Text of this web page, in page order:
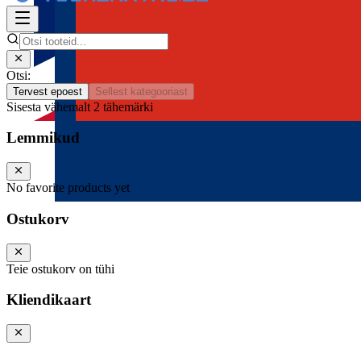
Otsi:
Tervest epoest Sellest kategooriast
Sisesta vähemalt 2 tähemärki
Lemmikud
No favorite products yet
Ostukorv
Teie ostukorv on tühi
Kliendikaart